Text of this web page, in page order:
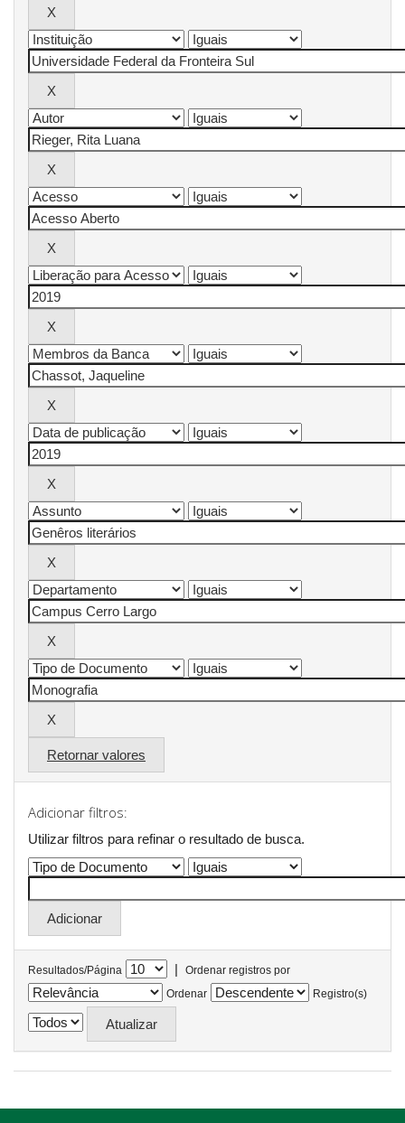
Retornar valores
Adicionar filtros:
Utilizar filtros para refinar o resultado de busca.
Resultados/Página |
Ordenar registros por
Ordenar
Registro(s)